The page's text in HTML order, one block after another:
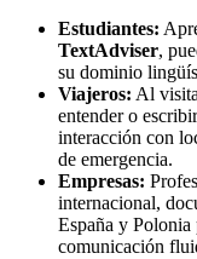
Estudiantes:
TextAdviser,
su dominio
Viajeros: Al
entender o
interacción con
de emergencia.
Empresas:
internacional,
España y Polonia
comunicación